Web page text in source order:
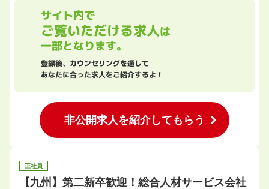
サイト内で
ご覧いただける求人は
一部となります。
登録後、カウンセリングを通して
あなたに合った求人をご紹介するよ！
非公開求人を紹介してもらう
正社員
【九州】第二新卒歓迎！総合人材サービス会社